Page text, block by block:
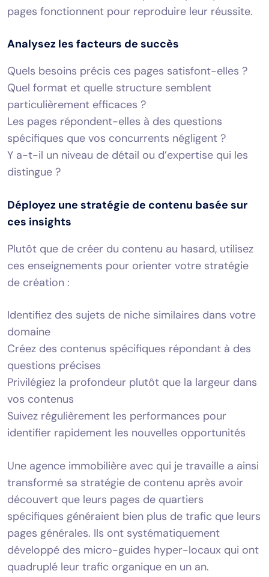
pages fonctionnent pour reproduire leur réussite.
Analysez les facteurs de succès
Quels besoins précis ces pages satisfont-elles ?
Quel format et quelle structure semblent
particulièrement efficaces ?
Les pages répondent-elles à des questions
spécifiques que vos concurrents négligent ?
Y a-t-il un niveau de détail ou d’expertise qui les
distingue ?
Déployez une stratégie de contenu basée sur
ces insights
Plutôt que de créer du contenu au hasard, utilisez
ces enseignements pour orienter votre stratégie
de création :
Identifiez des sujets de niche similaires dans votre
domaine
Créez des contenus spécifiques répondant à des
questions précises
Privilégiez la profondeur plutôt que la largeur dans
vos contenus
Suivez régulièrement les performances pour
identifier rapidement les nouvelles opportunités
Une agence immobilière avec qui je travaille a ainsi
transformé sa stratégie de contenu après avoir
découvert que leurs pages de quartiers
spécifiques généraient bien plus de trafic que leurs
pages générales. Ils ont systématiquement
développé des micro-guides hyper-locaux qui ont
quadruplé leur trafic organique en un an.